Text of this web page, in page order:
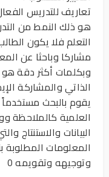
تعاريف للتدريس
هو ذلك النمط من
التعلم فلا يكون
مشاركا وباحثا عن
وبكلمات أكثر دقة
الذاتي والمشاركة
يقوم بالبحث
العلمية كالملاحظة
البيانات والاستنتاج
المعلومات
وتوجيهه وتقويمه 0